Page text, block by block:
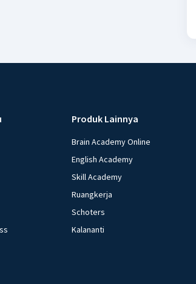
Produk Lainnya
Brain Academy Online
English Academy
Skill Academy
Ruangkerja
Schoters
Kalananti